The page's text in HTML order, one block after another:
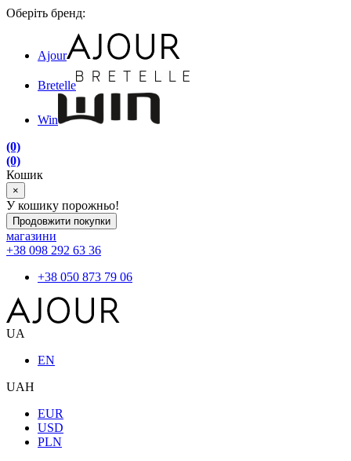
Оберіть бренд:
Ajour
Bretelle
Win
(0)
(0)
Кошик
×
У кошику порожньо!
Продовжити покупки
магазини
+38 098 292 63 36
+38 050 873 79 06
UA
EN
UAH
EUR
USD
PLN